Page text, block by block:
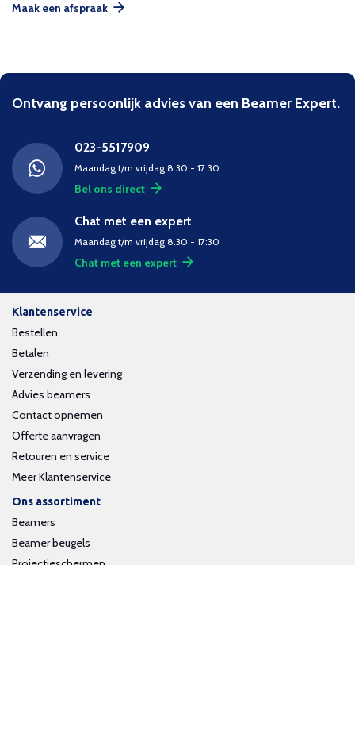
Maak een afspraak
Ontvang persoonlijk advies van een Beamer Expert.
023-5517909
Maandag t/m vrijdag 8.30 - 17:30
Bel ons direct
Chat met een expert
Maandag t/m vrijdag 8.30 - 17:30
Chat met een expert
Klantenservice
Bestellen
Betalen
Verzending en levering
Advies beamers
Contact opnemen
Offerte aanvragen
Retouren en service
Meer Klantenservice
Ons assortiment
Beamers
Beamer beugels
Projectieschermen